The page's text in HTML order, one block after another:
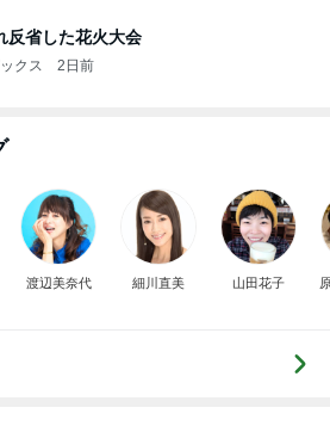
反省した花火大会
クス 2日前
渡辺美奈代 細川直美 山田花子